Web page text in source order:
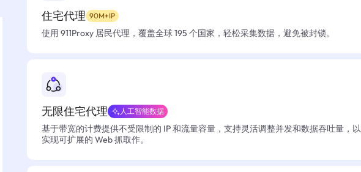
住宅代理 90M+IP
使用 911Proxy 居民代理，覆盖全球 195 个国家，轻松采集数据，避免被封锁。
无限住宅代理 人工智能数据
基于带宽的计费提供不受限制的 IP 和流量容量，支持灵活调整并发和数据吞吐量，以
实现可扩展的 Web 抓取作。